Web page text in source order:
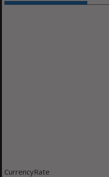
CurrencyRate